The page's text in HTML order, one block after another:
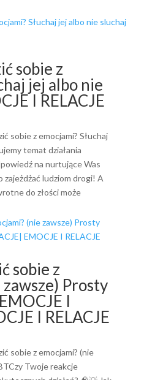
sobie z
jej albo nie
I RELACJE
sobie z emocjami? Słuchaj
temat działania
na nurtujące Was
ludziom drogi! A
do złości może
sobie z
Prosty
I
I RELACJE
sobie z emocjami? (nie
Twoje reakcje